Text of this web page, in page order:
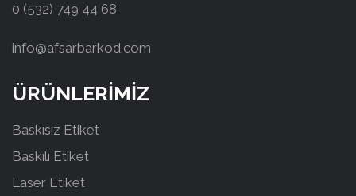
0 (532) 749 44 68
info@afsarbarkod.com
ÜRÜNLERİMİZ
Baskısız Etiket
Baskılı Etiket
Laser Etiket